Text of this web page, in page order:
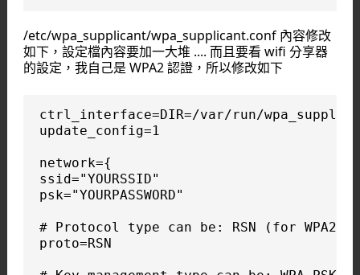
/etc/wpa_supplicant/wpa_supplicant.conf 內容修改
如下，設定檔內容要加一大堆 .... 而且要看 wifi 分享器
的設定，我自己是 WPA2 認證，所以修改如下
ctrl_interface=DIR=/var/run/
update_config=1
network={
ssid="YOURSSID"
psk="YOURPASSWORD"
# Protocol type can be: RSN (for WPA2)
proto=RSN